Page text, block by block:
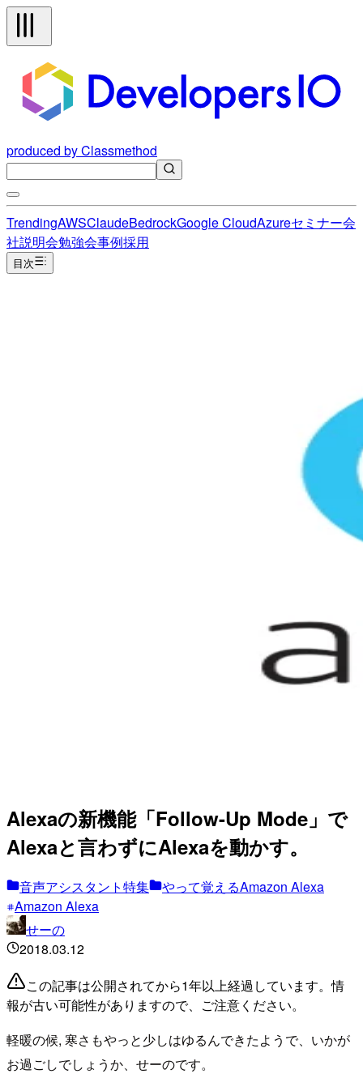
produced by Classmethod
TrendingAWSClaudeBedrockGoogle CloudAzureセミナー会
社説明会勉強会事例採用
目次
Alexaの新機能「Follow-Up Mode」で
Alexaと言わずにAlexaを動かす。
音声アシスタント特集
やって覚えるAmazon Alexa
Amazon Alexa
せーの
2018.03.12
この記事は公開されてから1年以上経過しています。情
報が古い可能性がありますので、ご注意ください。
軽暖の候, 寒さもやっと少しはゆるんできたようで、いかが
お過ごしでしょうか、せーのです。